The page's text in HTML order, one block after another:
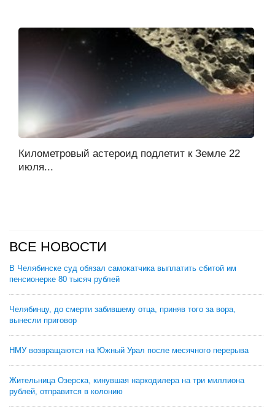
Километровый астероид подлетит к Земле 22
июля...
ВСЕ НОВОСТИ
В Челябинске суд обязал самокатчика выплатить сбитой им
пенсионерке 80 тысяч рублей
Челябинцу, до смерти забившему отца, приняв того за вора,
вынесли приговор
НМУ возвращаются на Южный Урал после месячного перерыва
Жительница Озерска, кинувшая наркодилера на три миллиона
рублей, отправится в колонию